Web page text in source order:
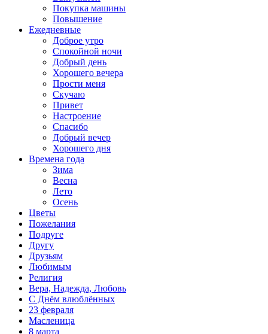
Покупка машины
Повышение
Ежедневные
Доброе утро
Спокойной ночи
Добрый день
Хорошего вечера
Прости меня
Скучаю
Привет
Настроение
Спасибо
Добрый вечер
Хорошего дня
Времена года
Зима
Весна
Лето
Осень
Цветы
Пожелания
Подруге
Другу
Друзьям
Любимым
Религия
Вера, Надежда, Любовь
С Днём влюблённых
23 февраля
Масленица
8 марта